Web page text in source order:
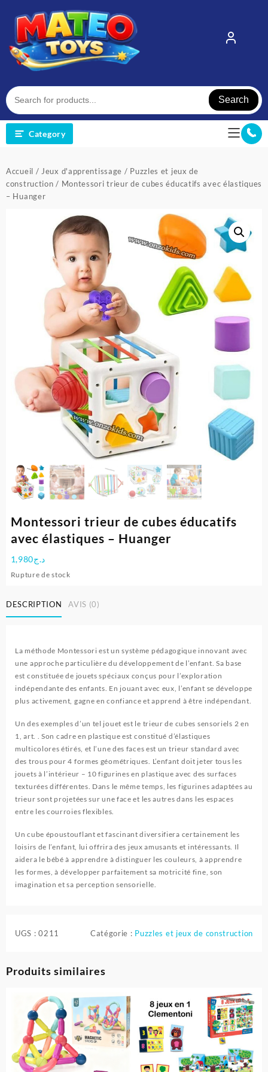
content
Search
Category
Accueil /Jeux d'apprentissage / Puzzles et jeux de
construction / Montessori trieur de cubes éducatifs avec élastiques
– Huanger
Montessori trieur de cubes éducatifs
avec élastiques – Huanger
د.ج1,980
Rupture de stock
DESCRIPTION AVIS (0)
La méthode Montessori est un système pédagogique innovant avec
une approche particulière du développement de l’enfant. Sa base
est constituée de jouets spéciaux conçus pour l’exploration
indépendante des enfants. En jouant avec eux, l’enfant se développe
plus activement, gagne en confiance et apprend à être indépendant.
Un des exemples d’un tel jouet est le trieur de cubes sensoriels 2 en
1, art. . Son cadre en plastique est constitué d’élastiques
multicolores étirés, et l’une des faces est un trieur standard avec
des trous pour 4 formes géométriques. L’enfant doit jeter tous les
jouets à l’intérieur – 10 figurines en plastique avec des surfaces
texturées différentes. Dans le même temps, les figurines adaptées au
trieur sont projetées sur une face et les autres dans les espaces
entre les courroies flexibles.
Un cube époustouflant et fascinant diversifiera certainement les
loisirs de l’enfant, lui offrira des jeux amusants et intéressants. Il
aidera le bébé à apprendre à distinguer les couleurs, à apprendre
les formes, à développer parfaitement sa motricité fine, son
imagination et sa perception sensorielle.
UGS :0211 Catégorie : Puzzles et jeux de construction
Produits similaires